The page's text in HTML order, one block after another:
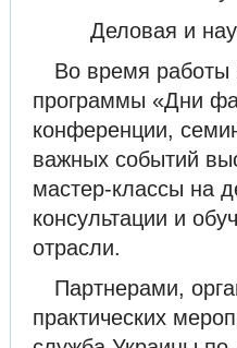
Деловая и
Во время работы
программы «Дни
конференции,
важных событий
мастер-классы на
консультации и
отрасли.
Партнерами,
практических